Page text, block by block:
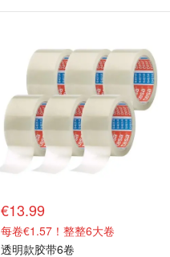
€13.99
每卷€1.57！整整6大卷
透明款胶带6卷